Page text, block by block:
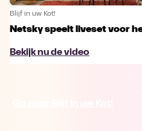
Blijf in uw Kot!
Netsky speelt liveset voor
Bekijk nu de video